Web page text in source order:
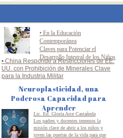
Neuroplasticidad, una
Poderosa Capacidad para
Aprender
Lic. Ed. Gloria Arce Castañeda
Los padres y docentes tenemos la
misión clave de abrir a los niños y
joven las puertas de la vida para que
• China Responde a Restricciones de EE.
UU. con Prohibición de Minerales Clave
para la Industria Militar
• En la Educación
Contemporánea
Claves para Potenciar el
Desarrollo Integral de los Niños